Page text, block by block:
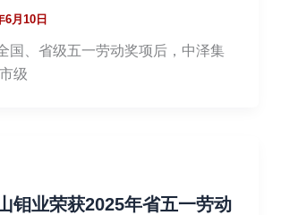
6月10日
国、省级五一劳动奖项后，中泽集
级
钼业荣获2025年省五一劳动